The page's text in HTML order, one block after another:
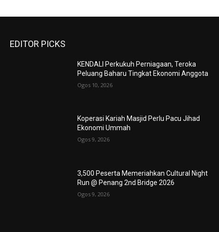
EDITOR PICKS
KENDALI Perkukuh Perniagaan, Teroka
Peluang Baharu Tingkat Ekonomi Anggota
Ogos 10, 2026
Koperasi Kariah Masjid Perlu Pacu Jihad
Ekonomi Ummah
Ogos 9, 2026
3,500 Peserta Memeriahkan Cultural Night
Run @ Penang 2nd Bridge 2026
Ogos 9, 2026